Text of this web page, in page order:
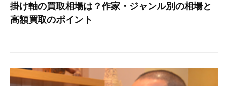
掛け軸の買取相場は？作家・ジャンル別の相場と
高額買取のポイント